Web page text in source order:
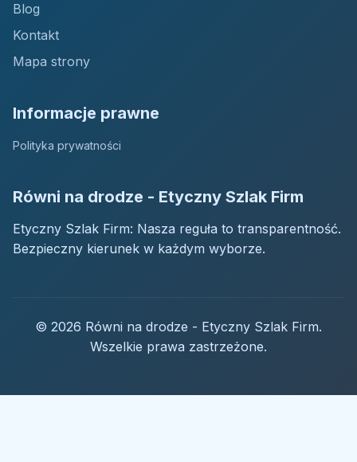
Blog
Kontakt
Mapa strony
Informacje prawne
Polityka prywatności
Równi na drodze - Etyczny Szlak Firm
Etyczny Szlak Firm: Nasza reguła to transparentność.
Bezpieczny kierunek w każdym wyborze.
© 2026 Równi na drodze - Etyczny Szlak Firm.
Wszelkie prawa zastrzeżone.